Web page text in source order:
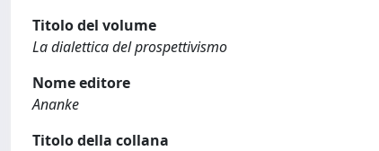
Titolo del volume
La dialettica del prospettivismo
Nome editore
Ananke
Titolo della collana